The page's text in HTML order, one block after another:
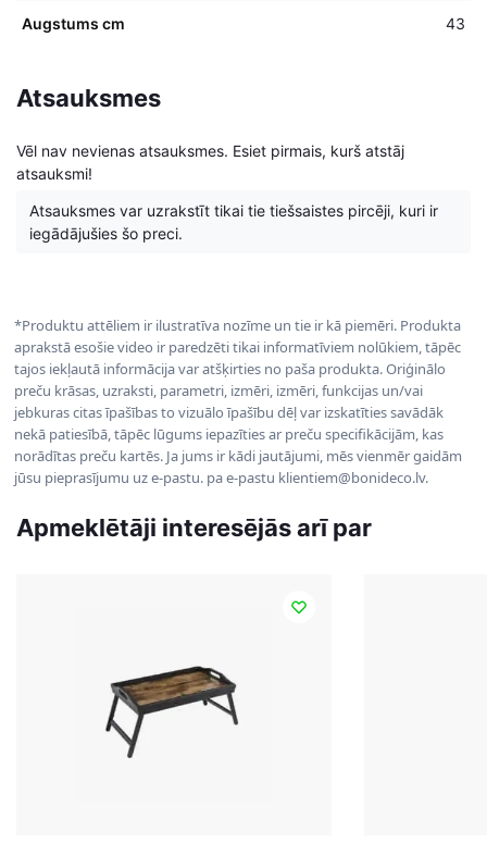
Augstums cm 43
Atsauksmes
Vēl nav nevienas atsauksmes. Esiet pirmais, kurš atstāj
atsauksmi!
Atsauksmes var uzrakstīt tikai tie tiešsaistes pircēji, kuri ir
iegādājušies šo preci.
*Produktu attēliem ir ilustratīva nozīme un tie ir kā piemēri. Produkta
aprakstā esošie video ir paredzēti tikai informatīviem nolūkiem, tāpēc
tajos iekļautā informācija var atšķirties no paša produkta. Oriģinālo
preču krāsas, uzraksti, parametri, izmēri, izmēri, funkcijas un/vai
jebkuras citas īpašības to vizuālo īpašību dēļ var izskatīties savādāk
nekā patiesībā, tāpēc lūgums iepazīties ar preču specifikācijām, kas
norādītas preču kartēs. Ja jums ir kādi jautājumi, mēs vienmēr gaidām
jūsu pieprasījumu uz e-pastu. pa e-pastu klientiem@bonideco.lv.
Apmeklētāji interesējās arī par